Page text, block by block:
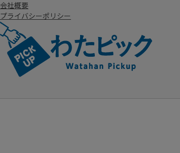
会社概要
プライバシーポリシー